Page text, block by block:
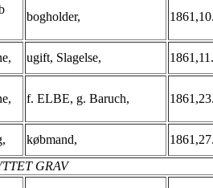
bogholder,
ugift, Slagelse,
f. ELBE, g. Baruch,
købmand,
GRAV